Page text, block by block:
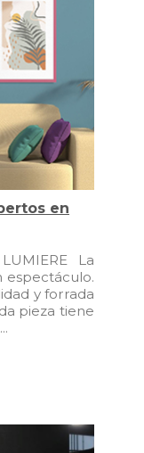
en
La
espectáculo.
y forrada
pieza tiene